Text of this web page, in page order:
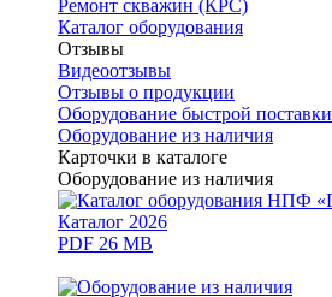
Ремонт скважин (КРС)
Каталог оборудования
Отзывы
Видеоотзывы
Отзывы о продукции
Оборудование быстрой поставки
Оборудование из наличия
Карточки в каталоге
Оборудование из наличия
Каталог 2026
PDF 26 MB